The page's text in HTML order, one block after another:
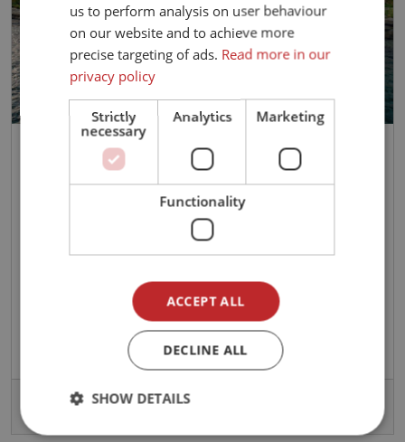
Træna Lodge - inkludert
sluttrengjøring
Nordland
Preis von: EUR 3 483,-
Details anzeigen
us to perform analysis on user behaviour
on our website and to achieve more
precise targeting of ads. Read more in our
privacy policy
Strictly
necessary
Analytics Marketing
Functionality
ACCEPT ALL
DECLINE ALL
SHOW DETAILS